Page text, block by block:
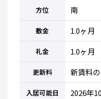
方位 南
敷金 1.0ヶ月
礼金 1.0ヶ月
更新料 新賃料
入居可能日 2026年